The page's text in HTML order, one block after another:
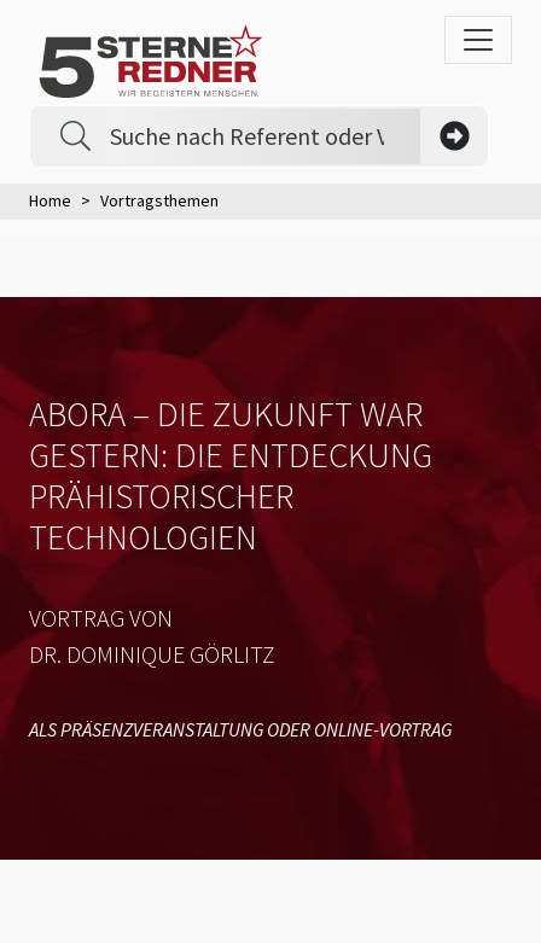
Home Vortragsthemen
ABORA – DIE ZUKUNFT WAR
GESTERN: DIE ENTDECKUNG
PRÄHISTORISCHER
TECHNOLOGIEN
VORTRAG VON
DR. DOMINIQUE GÖRLITZ
ALS PRÄSENZVERANSTALTUNG ODER ONLINE-VORTRAG